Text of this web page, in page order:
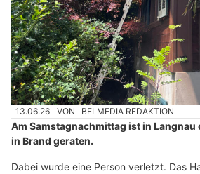
13.06.26 VON BELMEDIA REDAKTION
Am Samstagnachmittag ist in
in Brand geraten.
Dabei wurde eine Person verletzt. Das